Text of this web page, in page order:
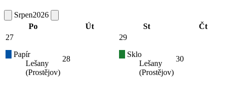
Srpen2026
Po
Út St
Čt
27
Papír
Lešany
(Prostějov)
28
29
Sklo
Lešany
(Prostějov)
30